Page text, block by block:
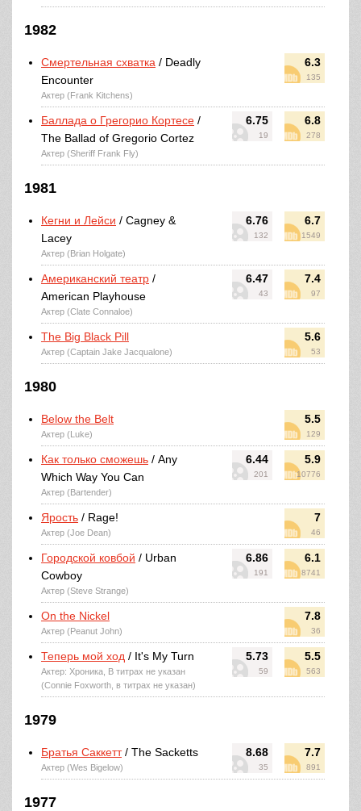
1982
6.3
135
Смертельная схватка / Deadly
Encounter
Актер (Frank Kitchens)
6.75
19
6.8
278
Баллада о Грегорио Кортесе /
The Ballad of Gregorio Cortez
Актер (Sheriff Frank Fly)
1981
6.76
132
6.7
1549
Кегни и Лейси / Cagney &
Lacey
Актер (Brian Holgate)
6.47
43
7.4
97
Американский театр /
American Playhouse
Актер (Clate Connaloe)
5.6
53
The Big Black Pill
Актер (Captain Jake Jacqualone)
1980
5.5
129
Below the Belt
Актер (Luke)
6.44
201
5.9
10776
Как только сможешь / Any
Which Way You Can
Актер (Bartender)
7
46
Ярость / Rage!
Актер (Joe Dean)
6.86
191
6.1
8741
Городской ковбой / Urban
Cowboy
Актер (Steve Strange)
7.8
36
On the Nickel
Актер (Peanut John)
5.73
59
5.5
563
Теперь мой ход / It's My Turn
Актер: Хроника, В титрах не указан
(Connie Foxworth, в титрах не указан)
1979
8.68
35
7.7
891
Братья Саккетт/ The Sacketts
Актер (Wes Bigelow)
1977